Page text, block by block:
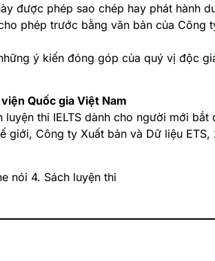
được phép sao chép hay phát hành
phép trước bằng văn bản của Công
ý kiến đóng góp của quý vị độc
Quốc gia Việt Nam
luyện thi IELTS dành cho người mới
giới, Công ty Xuất bản và Dữ liệu
nói 4. Sách luyện thi